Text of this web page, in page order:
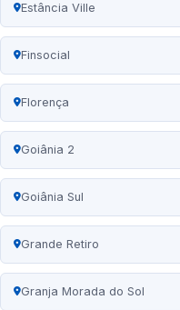
Estância Ville
Finsocial
Florença
Goiânia 2
Goiânia Sul
Grande Retiro
Granja Morada do Sol